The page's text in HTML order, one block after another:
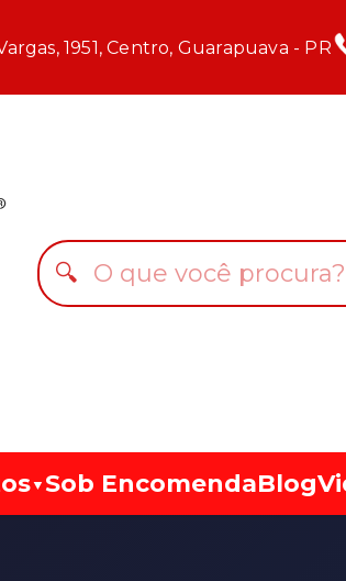
1951, Centro, Guarapuava - PR
🔍
▼ Sob EncomendaBlog